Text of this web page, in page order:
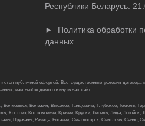
Республики Беларусь:
► Политика обработки
данных
публичной офертой. Все существенные условия договора
вам необходимо покинуть наш сайт.
Воложин, Высокое, Ганцевичи, Глубокое, Гомель,
Костюковичи, Кричев, Крупки, Лепель, Лида, Логойск,
Пружаны, Речица, Рогачев, Светлогорск, Свислочь, Сенно,